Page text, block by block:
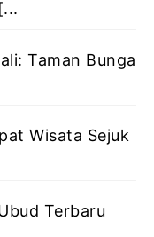
Taman Bunga
Wisata Sejuk
Terbaru